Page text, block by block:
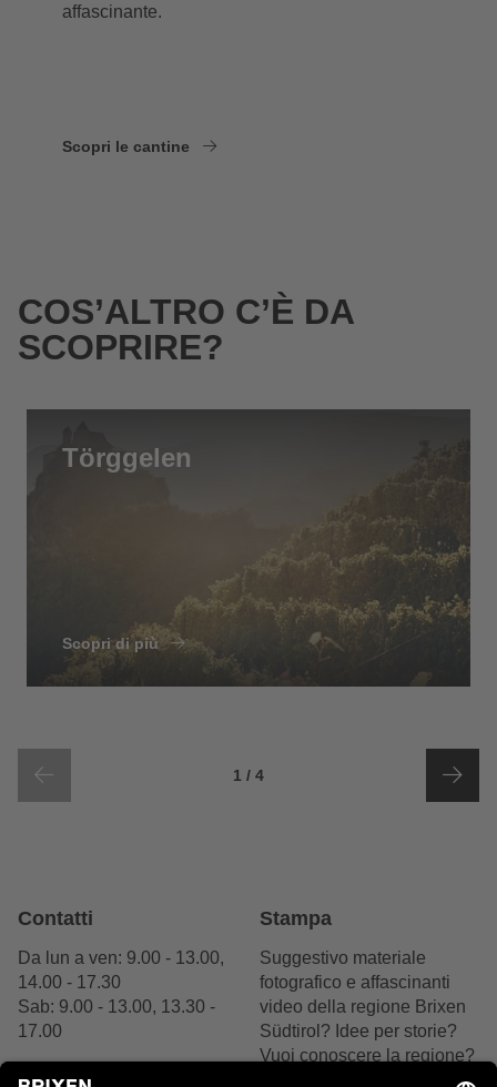
affascinante.
Scopri le cantine
COS’ALTRO C’È DA
SCOPRIRE?
Törggelen
Scopri di più
1 di/ 4elementi dello slider
Contatti
Da lun a ven: 9.00 - 13.00,
14.00 - 17.30
Sab: 9.00 - 13.00, 13.30 -
17.00
Stampa
Suggestivo materiale
fotografico e affascinanti
video della regione Brixen
Südtirol? Idee per storie?
Vuoi conoscere la regione?